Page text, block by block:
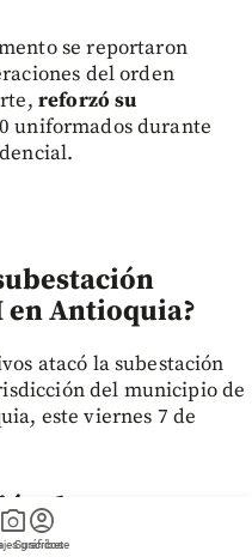
photo_camera
gráficos
account_circle
Suscríbete
se reportaron
del orden
reforzó su
uniformados durante
Antioquia?
atacó la subestación
del municipio de
este viernes 7 de
de Porce III y